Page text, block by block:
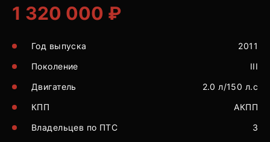
1 320 000 ₽
Год выпуска
2011
Поколение
III
Двигатель
2.0 л/150 л.с
КПП
АКПП
Владельцев по ПТС
3